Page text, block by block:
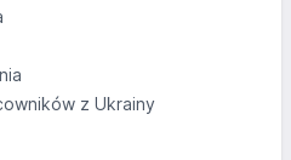
z Ukrainy